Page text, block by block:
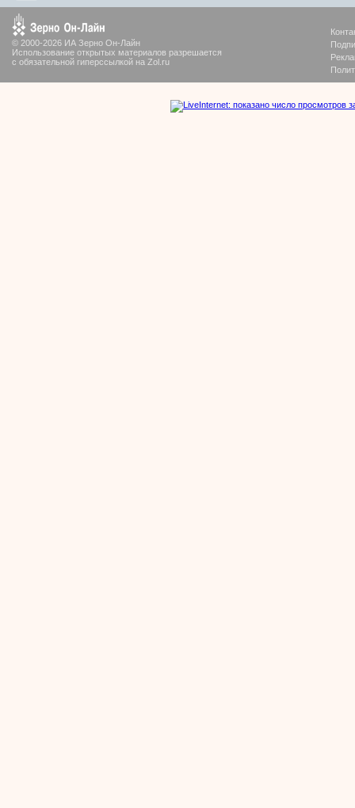
© 2000-2026 ИА Зерно Он-Лайн
Использование открытых материалов разрешается
с обязательной гиперссылкой на Zol.ru